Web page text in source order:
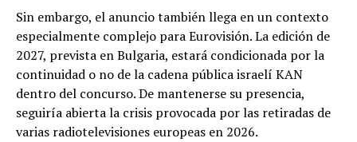
Sin embargo, el anuncio también llega en un contexto
especialmente complejo para Eurovisión. La edición de
2027, prevista en Bulgaria, estará condicionada por la
continuidad o no de la cadena pública israelí KAN
dentro del concurso. De mantenerse su presencia,
seguiría abierta la crisis provocada por las retiradas de
varias radiotelevisiones europeas en 2026.